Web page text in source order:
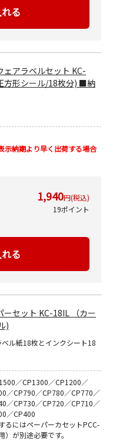
アラベルセット KC-
方形シール/18枚分) ■納
示納期より早く出荷する場合
1,940円(税込)
19ポイント
セット KC-18IL （カー
)
ル紙18枚とインクシート18
／CP1300／CP1200／
／CP790／CP780／CP770／
／CP730／CP720／CP710／
／CP400
るにはペーパーカセットPCC-
が別途必要です。